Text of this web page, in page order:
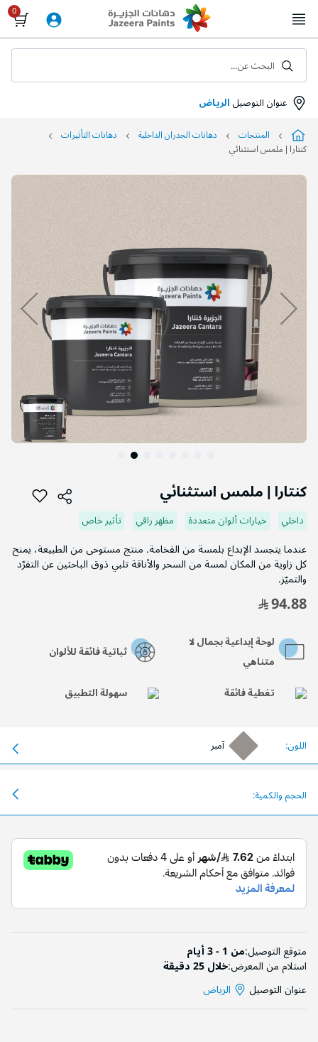
to
Content
عنوان التوصيلالرياض
البحث عن...
المنتجات دهانات الجدران الداخلية
دهانات التأثيرات
كنتارا | ملمس استثنائي
كنتارا | ملمس استثنائي
داخلي خيارات ألوان متعددة مظهر راقي تأثير خاص
عندما يتجسد الإبداع بلمسة من الفخامة. منتج مستوحى من الطبيعة، يمنح
كل زاوية من المكان لمسة من السحر والأناقة تلبي ذوق الباحثين عن التفرّد
والتميّز.
94.88
لوحة إبداعية بجمال لا
متناهي
ثباتية فائقة للألوان
تغطية فائقة سهولة التطبيق
اللون: آمبر
الحجم والكمية:
متوقع التوصيل:من 1 - 3 أيام
استلام من المعرض:خلال 25 دقيقة
عنوان التوصيل
الرياض
التخطي
إلى
بداية
معرض
الصور